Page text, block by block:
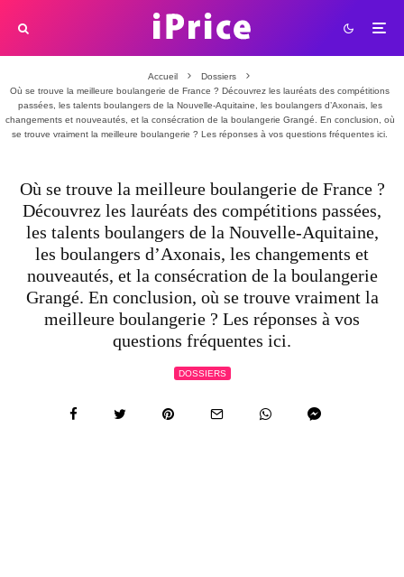
Accueil
Dossiers
Où se trouve la meilleure boulangerie de France ? Découvrez les lauréats des compétitions
passées, les talents boulangers de la Nouvelle-Aquitaine, les boulangers d’Axonais, les
changements et nouveautés, et la consécration de la boulangerie Grangé. En conclusion, où
se trouve vraiment la meilleure boulangerie ? Les réponses à vos questions fréquentes ici.
Où se trouve la meilleure boulangerie de France ?
Découvrez les lauréats des compétitions passées,
les talents boulangers de la Nouvelle-Aquitaine,
les boulangers d’Axonais, les changements et
nouveautés, et la consécration de la boulangerie
Grangé. En conclusion, où se trouve vraiment la
meilleure boulangerie ? Les réponses à vos
questions fréquentes ici.
DOSSIERS